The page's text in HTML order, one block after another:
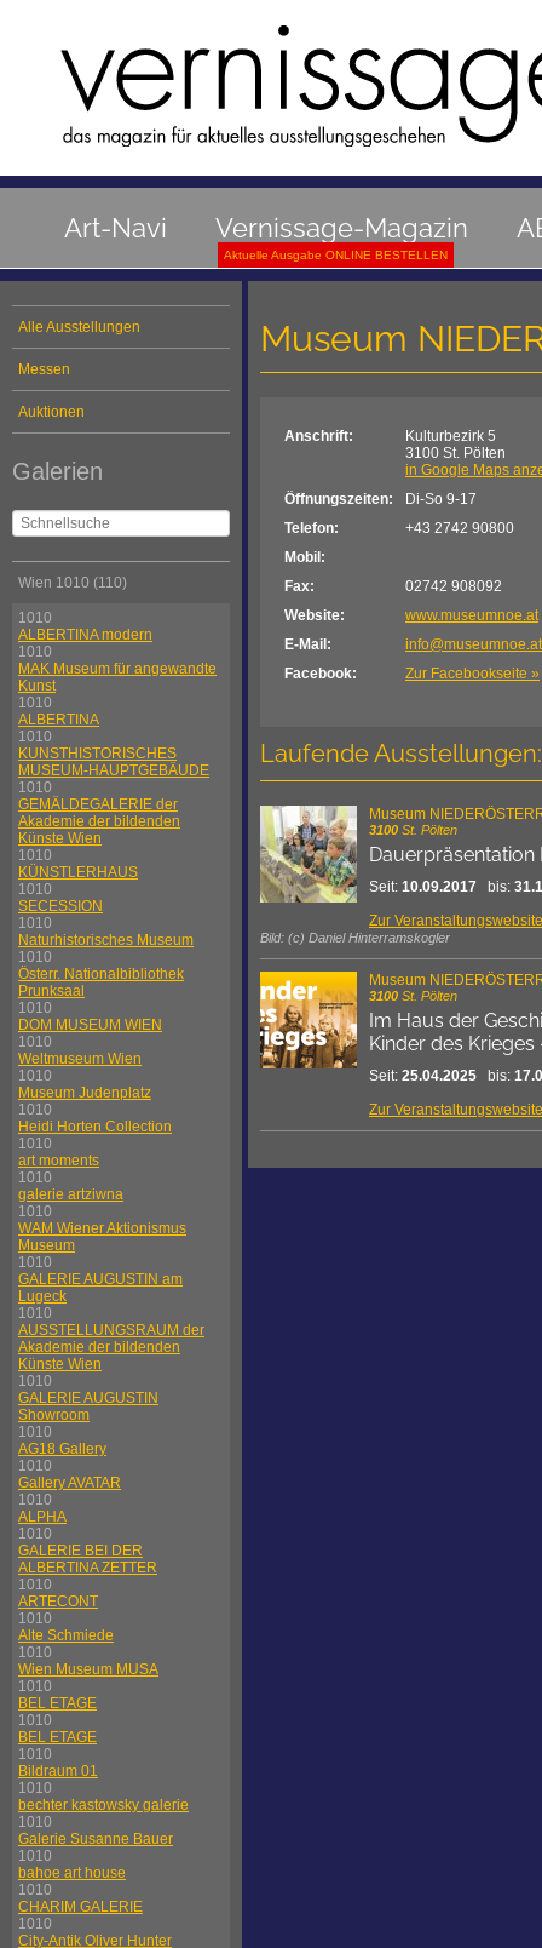
Art-Navi Vernissage-Magazin
Aktuelle Ausgabe ONLINE BESTELLEN
Alle Ausstellungen
Messen
Auktionen
Galerien
Wien 1010 (110)
1010
ALBERTINA modern
1010
MAK Museum für angewandte
Kunst
1010
ALBERTINA
1010
KUNSTHISTORISCHES
MUSEUM-HAUPTGEBÄUDE
1010
GEMÄLDEGALERIE der
Akademie der bildenden
Künste Wien
1010
KÜNSTLERHAUS
1010
SECESSION
1010
Naturhistorisches Museum
1010
Österr. Nationalbibliothek
Prunksaal
1010
DOM MUSEUM WIEN
1010
Weltmuseum Wien
1010
Museum Judenplatz
1010
Heidi Horten Collection
1010
art moments
1010
galerie artziwna
1010
WAM Wiener Aktionismus
Museum
1010
GALERIE AUGUSTIN am
Lugeck
1010
AUSSTELLUNGSRAUM der
Akademie der bildenden
Künste Wien
1010
GALERIE AUGUSTIN
Showroom
1010
AG18 Gallery
1010
Gallery AVATAR
1010
ALPHA
1010
GALERIE BEI DER
ALBERTINA ZETTER
1010
ARTECONT
1010
Alte Schmiede
1010
Wien Museum MUSA
1010
BEL ETAGE
1010
BEL ETAGE
1010
Bildraum 01
1010
bechter kastowsky galerie
1010
Galerie Susanne Bauer
1010
bahoe art house
1010
CHARIM GALERIE
1010
City-Antik Oliver Hunter
Museum
Anschrift:
Kulturbezirk 5
3100 St. Pölten
in Google Maps
Öffnungszeiten:
Di-So 9-17
Telefon:
+43 2742 90800
Mobil:
Fax:
02742 908092
Website:
www.museumnoe.at
E-Mail:
info@museumnoe.at
Facebook:
Zur Facebookseite »
Laufende Ausstellungen:
Museum
3100 St. Pölten
Dauerpräsentation
Seit: 10.09.2017 bis:
Zur Veranstaltungswebsite
Bild: (c) Daniel Hinterramskogler
Museum
3100 St. Pölten
Im Haus der
Kinder des
Seit: 25.04.2025 bis:
Zur Veranstaltungswebsite